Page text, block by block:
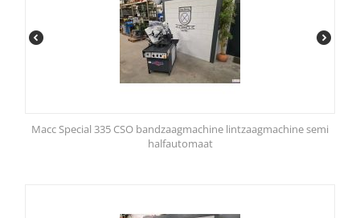
Macc Special 335 CSO bandzaagmachine lintzaagmachine semi
halfautomaat